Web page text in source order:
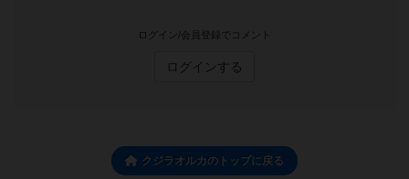
ログイン/会員登録でコメント
ログインする
クジラオルカのトップに戻る